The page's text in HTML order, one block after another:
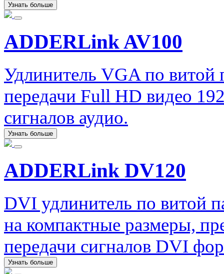
Узнать больше
ADDERLink AV100
Удлинитель VGA по
передачи Full HD видео
сигналов аудио.
Узнать больше
ADDERLink DV120
DVI удлинитель по витой
на компактные размеры,
передачи сигналов DVI
Узнать больше